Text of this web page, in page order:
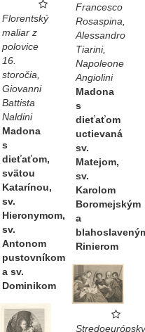
Florentský
maliar z
polovice
16.
storočia,
Giovanni
Battista
Naldini
Madona
s
dieťaťom,
svätou
Katarínou,
sv.
Hieronymom,
sv.
Antonom
pustovníkom
a sv.
Dominikom
Francesco
Rosaspina,
Alessandro
Tiarini,
Napoleone
Angiolini
Madona
s
dieťaťom
uctievaná
sv.
Matejom,
sv.
Karolom
Boromejským
a
Rinierom
Stredoeurópsky